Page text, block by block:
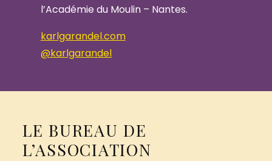
l’Académie du Moulin – Nantes.
karlgarandel.com
@karlgarandel
LE BUREAU DE
L’ASSOCIATION